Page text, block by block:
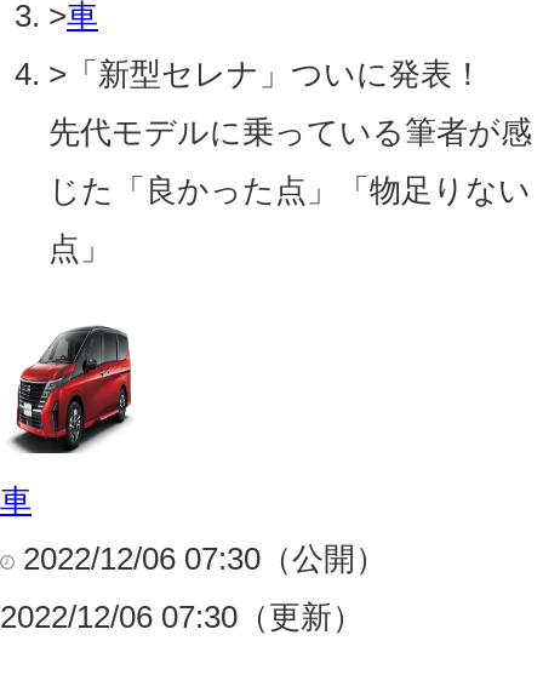
>車
> 「新型セレナ」ついに発表！
先代モデルに乗っている筆者が感
じた「良かった点」「物足りない
点」
車
2022/12/06 07:30（公開）
2022/12/06 07:30（更新）